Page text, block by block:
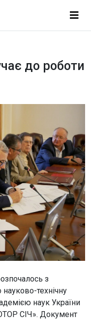
до роботи
з
технічну
наук України
СІЧ». Документ